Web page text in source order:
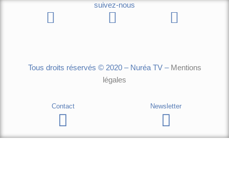
suivez-nous
Tous droits réservés © 2020 – Nuréa TV – Mentions
légales
Contact Newsletter